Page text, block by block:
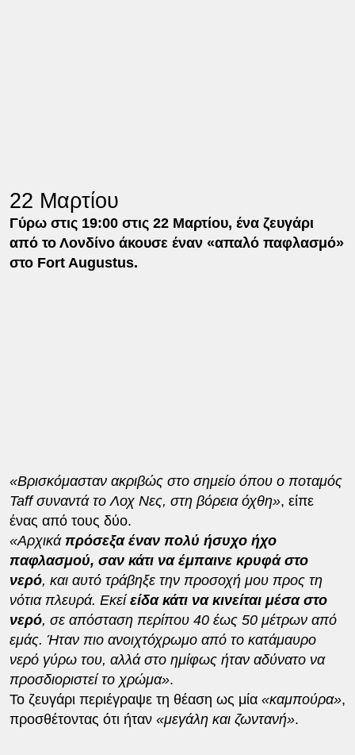
22 Μαρτίου
Γύρω στις 19:00 στις 22 Μαρτίου, ένα ζευγάρι
από το Λονδίνο άκουσε έναν «απαλό παφλασμό»
στο Fort Augustus.
«Βρισκόμασταν ακριβώς στο σημείο όπου ο ποταμός
Taff συναντά το Λοχ Νες, στη βόρεια όχθη», είπε
ένας από τους δύο.
«Αρχικά πρόσεξα έναν πολύ ήσυχο ήχο
παφλασμού, σαν κάτι να έμπαινε κρυφά στο
νερό, και αυτό τράβηξε την προσοχή μου προς τη
νότια πλευρά. Εκείείδα κάτι να κινείται μέσα στο
νερό, σε απόσταση περίπου 40 έως 50 μέτρων από
εμάς. Ήταν πιο ανοιχτόχρωμο από το κατάμαυρο
νερό γύρω του, αλλά στο ημίφως ήταν αδύνατο να
προσδιοριστεί το χρώμα».
Το ζευγάρι περιέγραψε τη θέαση ως μία «καμπούρα»,
προσθέτοντας ότι ήταν «μεγάλη και ζωντανή».